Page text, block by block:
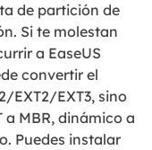
de partición de
Si te molestan
a EaseUS
convertir el
EXT2/EXT3, sino
a MBR, dinámico a
Puedes instalar